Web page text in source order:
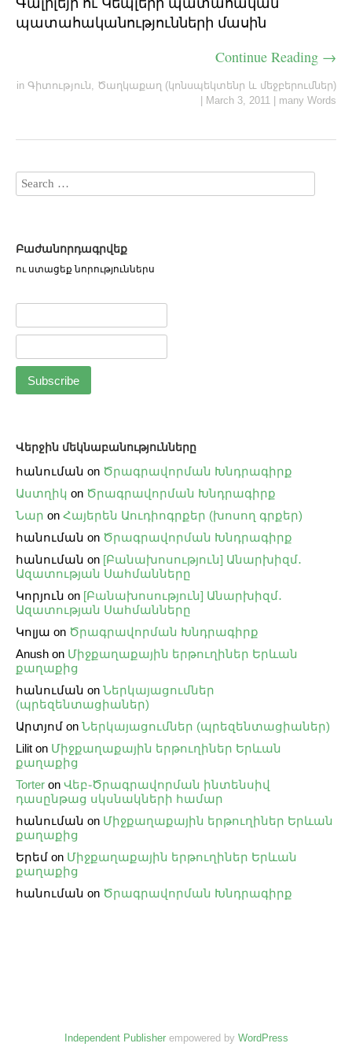
պատահականությունների մասին
Continue Reading →
in Գիտություն, Ծաղկաքաղ (կոնսպեկտենր և մեջբերումներ)
March 3, 2011 many Words
Բաժանորդագրվեք
ու ստացեք նորություններս
Վերջին մեկնաբանությունները
հանուման on Ծրագրավորման Խնդրագիրք
Աստղիկ on Ծրագրավորման Խնդրագիրք
Նար on Հայերեն Աուդիոգրքեր (խոսող գրքեր)
հանուման on Ծրագրավորման Խնդրագիրք
հանուման on [Բանախոսություն] Անարխիզմ․
Ազատության Սահմանները
Կորյուն on [Բանախոսություն] Անարխիզմ․
Ազատության Սահմանները
Կոլյա on Ծրագրավորման Խնդրագիրք
Anush on Միջքաղաքային երթուղիներ Երևան
քաղաքից
հանուման on Ներկայացումներ
(պրեզենտացիաներ)
Արտյոմ on Ներկայացումներ (պրեզենտացիաներ)
Lilit on Միջքաղաքային երթուղիներ Երևան
քաղաքից
Torter on Վեբ֊Ծրագրավորման ինտենսիվ
դասընթաց սկսնակների համար
հանուման on Միջքաղաքային երթուղիներ Երևան
քաղաքից
Երեմ on Միջքաղաքային երթուղիներ Երևան
քաղաքից
հանուման on Ծրագրավորման Խնդրագիրք
Independent Publisherempowered by WordPress